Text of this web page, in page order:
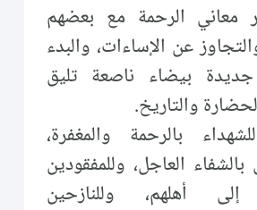
معاني الرحمة مع بعضهم
عن الإساءات، والبدء
بيضاء ناصعة تليق
والتاريخ.
بالرحمة والمغفرة،
العاجل، وللمفقودين
إلى أهلهم، وللنازحين